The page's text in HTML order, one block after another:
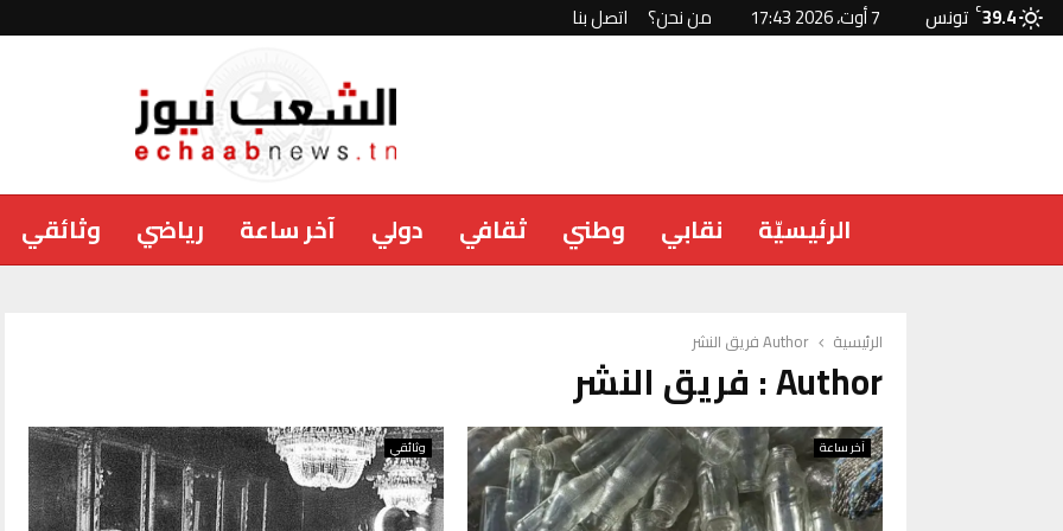
39.4
C تونس 7 أوت، 2026 17:43 من نحن؟ اتصل بنا
الرئيسيّة نقابي وطني ثقافي دولي آخر ساعة رياضي وثائقي
الرئيسية Authorفريق النشر
Author : فريق النشر
وثائقي آخر ساعة